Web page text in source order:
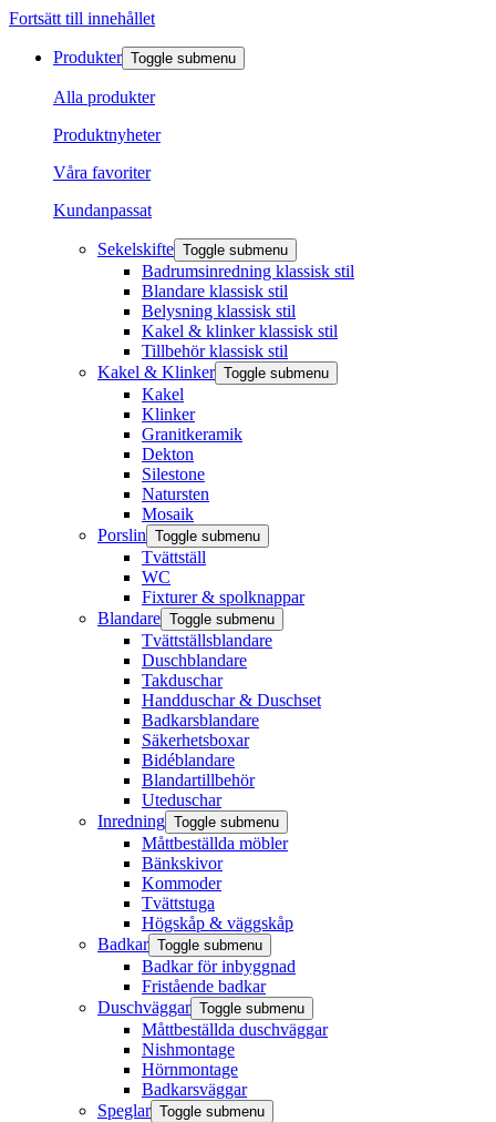
Fortsätt till innehållet
Produkter Toggle submenu
Alla produkter
Produktnyheter
Våra favoriter
Kundanpassat
Sekelskifte Toggle submenu
Badrumsinredning klassisk stil
Blandare klassisk stil
Belysning klassisk stil
Kakel & klinker klassisk stil
Tillbehör klassisk stil
Kakel & Klinker Toggle submenu
Kakel
Klinker
Granitkeramik
Dekton
Silestone
Natursten
Mosaik
Porslin Toggle submenu
Tvättställ
WC
Fixturer & spolknappar
Blandare Toggle submenu
Tvättställsblandare
Duschblandare
Takduschar
Handduschar & Duschset
Badkarsblandare
Säkerhetsboxar
Bidéblandare
Blandartillbehör
Uteduschar
Inredning Toggle submenu
Måttbeställda möbler
Bänkskivor
Kommoder
Tvättstuga
Högskåp & väggskåp
Badkar Toggle submenu
Badkar för inbyggnad
Fristående badkar
Duschväggar Toggle submenu
Måttbeställda duschväggar
Nishmontage
Hörnmontage
Badkarsväggar
Speglar Toggle submenu